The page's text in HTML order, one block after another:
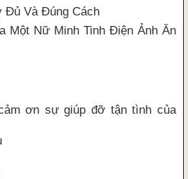
Đủ Và Đúng Cách
Một Nữ Minh Tinh Điện Ảnh Ăn
ơn sự giúp đỡ tận tình của